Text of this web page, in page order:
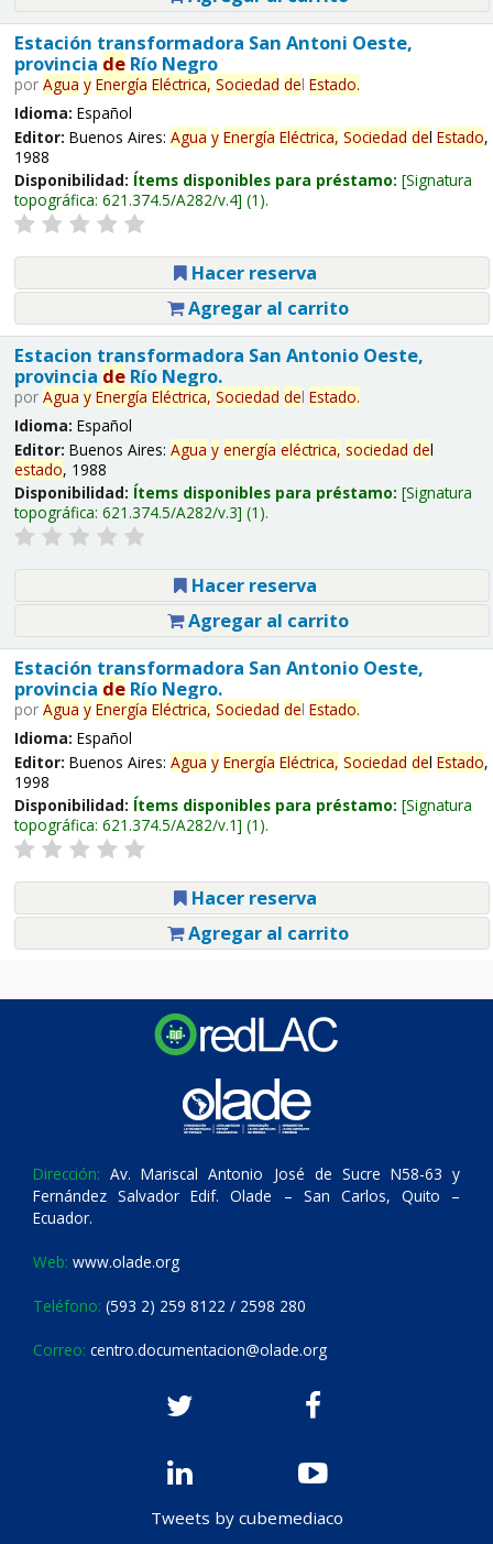
Estación transformadora San Antoni Oeste,
provincia deRío Negro
por Agua y Energía Eléctrica, Sociedad del Estado.
Idioma: Español
Editor: Buenos Aires: Agua y Energía Eléctrica, Sociedad del Estado,
1988
Disponibilidad: Ítems disponibles para préstamo: Signatura
topográfica: 621.374.5/A282/v.4 (1).
Hacer reserva
Agregar al carrito
Estacion transformadora San Antonio Oeste,
provincia deRío Negro.
por Agua y Energía Eléctrica, Sociedad del Estado.
Idioma: Español
Editor: Buenos Aires: Agua y energía eléctrica, sociedad del
estado, 1988
Disponibilidad: Ítems disponibles para préstamo: Signatura
topográfica: 621.374.5/A282/v.3 (1).
Hacer reserva
Agregar al carrito
Estación transformadora San Antonio Oeste,
provincia deRío Negro.
por Agua y Energía Eléctrica, Sociedad del Estado.
Idioma: Español
Editor: Buenos Aires: Agua y Energía Eléctrica, Sociedad del Estado,
1998
Disponibilidad: Ítems disponibles para préstamo: Signatura
topográfica: 621.374.5/A282/v.1 (1).
Hacer reserva
Agregar al carrito
Dirección: Av. Mariscal Antonio José de Sucre N58-63 y
Fernández Salvador Edif. Olade – San Carlos, Quito –
Ecuador.
Web: www.olade.org
Teléfono: (593 2) 259 8122 / 2598 280
Correo: centro.documentacion@olade.org
Tweets by cubemediaco